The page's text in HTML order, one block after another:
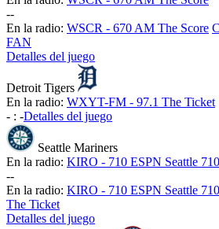
--
En la radio: WSCR - 670 AM The Score
FAN
Detalles del juego
Detroit Tigers
En la radio: WXYT-FM - 97.1 The Ticket
- : -Detalles del juego
Seattle Mariners
En la radio: KIRO - 710 ESPN Seattle
--
En la radio: KIRO - 710 ESPN Seattle
The Ticket
Detalles del juego